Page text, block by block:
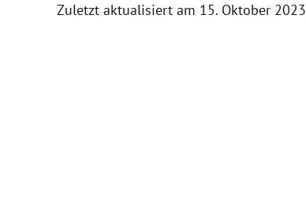
Zuletzt aktualisiert am 15. Oktober 2023